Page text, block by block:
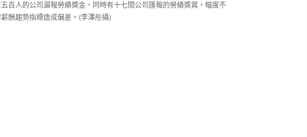
百人的公司漏報勞績獎金，同時有十七間公司匯報的勞績獎賞，幅度不
酬趨勢指標造成偏差。(李澤彤攝)